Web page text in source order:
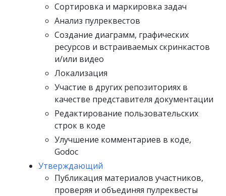
Сортировка и маркировка задач
Анализ пулреквестов
Создание диаграмм, графических
ресурсов и встраиваемых скринкастов
и/или видео
Локализация
Участие в других репозиториях в
качестве представителя документации
Редактирование пользовательских
строк в коде
Улучшение комментариев в коде,
Godoc
Утверждающий
Публикация материалов участников,
проверяя и объединяя пулреквесты